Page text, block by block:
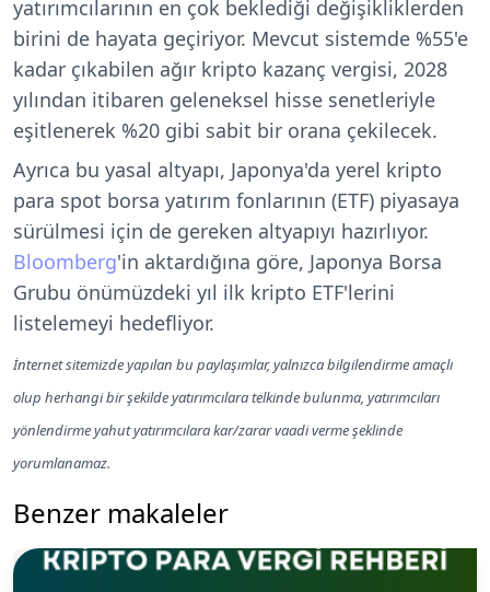
yatırımcılarının en çok beklediği değişikliklerden
birini de hayata geçiriyor. Mevcut sistemde %55'e
kadar çıkabilen ağır kripto kazanç vergisi, 2028
yılından itibaren geleneksel hisse senetleriyle
eşitlenerek %20 gibi sabit bir orana çekilecek.
Ayrıca bu yasal altyapı, Japonya'da yerel kripto
para spot borsa yatırım fonlarının (ETF) piyasaya
sürülmesi için de gereken altyapıyı hazırlıyor.
Bloomberg'in aktardığına göre, Japonya Borsa
Grubu önümüzdeki yıl ilk kripto ETF'lerini
listelemeyi hedefliyor.
İnternet sitemizde yapılan bu paylaşımlar, yalnızca bilgilendirme amaçlı
olup herhangi bir şekilde yatırımcılara telkinde bulunma, yatırımcıları
yönlendirme yahut yatırımcılara kar/zarar vaadi verme şeklinde
yorumlanamaz.
Benzer makaleler